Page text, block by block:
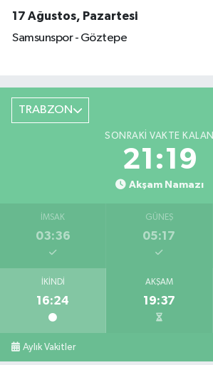
17 Ağustos, Pazartesi
Samsunspor - Göztepe
TRABZON
SONRAKI VAKTE KALAN
21:18
Akşam Namazı
İMSAK
03:36
GÜNEŞ
05:17
İKINDI
16:24
AKŞAM
19:37
Aylık Vakitler